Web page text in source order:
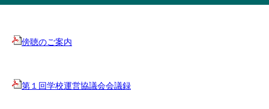
傍聴のご案内
第１回学校運営協議会会議録